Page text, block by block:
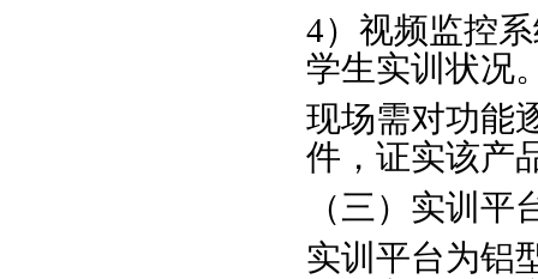
4）视频监控
学生实训状况
现场需对功能
件，证实该产
（三）实训平
实训平台为铝